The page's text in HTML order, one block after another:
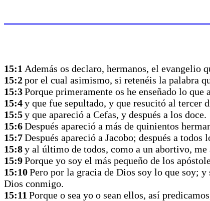
15:1 Además os declaro, hermanos, el evangelio
15:2por el cual asimismo, si retenéis la palabra
15:3Porque primeramente os he enseñado lo
15:4y que fue sepultado, y que resucitó al tercer
15:5y que apareció a Cefas, y después a los doce.
15:6Después apareció a más de quinientos
15:7Después apareció a Jacobo; después a todos
15:8y al último de todos, como a un abortivo, me
15:9Porque yo soy el más pequeño de los
15:10Pero por la gracia de Dios soy lo que soy;
Dios conmigo.
15:11 Porque o sea yo o sean ellos, así